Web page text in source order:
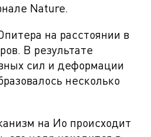
Nature.
на расстоянии в
В результате
сил и деформации
несколько
на Ио происходит